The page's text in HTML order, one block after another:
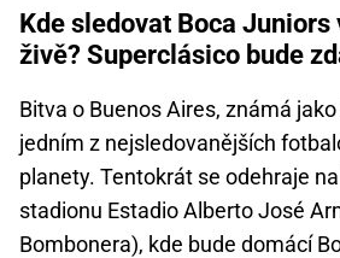
Kde sledovat Boca Juniors
živě? Superclásico bude
Bitva o Buenos Aires, známá
jedním z nejsledovanějších
planety. Tentokrát se odehraje
stadionu Estadio Alberto José
Bombonera), kde bude domácí